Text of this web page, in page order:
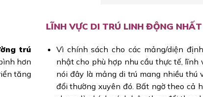
trú
hơn
tăng
LĨNH VỰC DI TRÚ LINH ĐỘNG NHẤT
Vì chính sách cho các mảng/diện
nhật cho phù hợp nhu cầu thực tế, lĩnh
nói đây là mảng di trú mang nhiều
đổi thường xuyên đó. Bất ngờ theo cả